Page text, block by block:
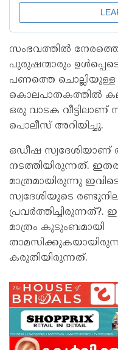
സംഭവത്തില്‍
പുരുഷന്മാരും
പണത്തെ
കൊലപാതകത്തില്‍
ഒരു വാടക വീട്ടിലാണ്
പൊലീസ് അറിയിച്ചു.
ഒഡീഷ സ്വദേശിയാണ്
നടത്തിയിരുന്നത്.
മാത്രമായിരുന്നു
സ്വദേശിയുടെ രണ്ടുനില
മാത്രം കുടുംബമായി
കരുതിയിരുന്നത്.